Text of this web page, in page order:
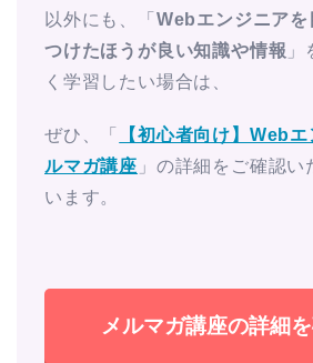
以外にも、「 Webエンジニアを
つけたほうが良い知識や情報
く学習したい場合は、
ぜひ、「
【初心者向け】Web
ルマガ講座 」の詳細をご確認い
います。
メルマガ講座の詳細